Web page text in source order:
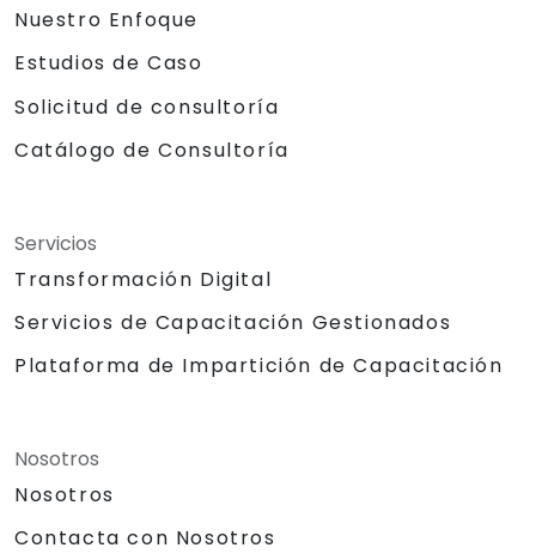
Nuestro Enfoque
Estudios de Caso
Solicitud de consultoría
Catálogo de Consultoría
Servicios
Transformación Digital
Servicios de Capacitación Gestionados
Plataforma de Impartición de Capacitación
Nosotros
Nosotros
Contacta con Nosotros